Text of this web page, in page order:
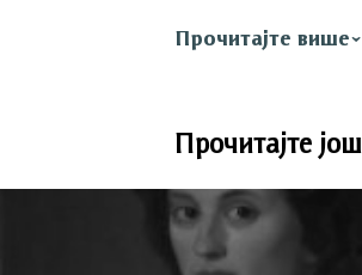
Прочитајте више
Прочитајте још